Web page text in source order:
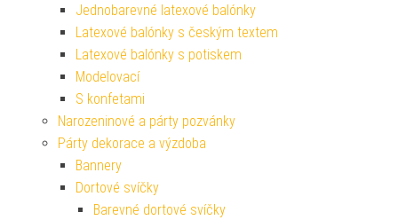
Jednobarevné latexové balónky
Latexové balónky s českým textem
Latexové balónky s potiskem
Modelovací
S konfetami
Narozeninové a párty pozvánky
Párty dekorace a výzdoba
Bannery
Dortové svíčky
Barevné dortové svíčky